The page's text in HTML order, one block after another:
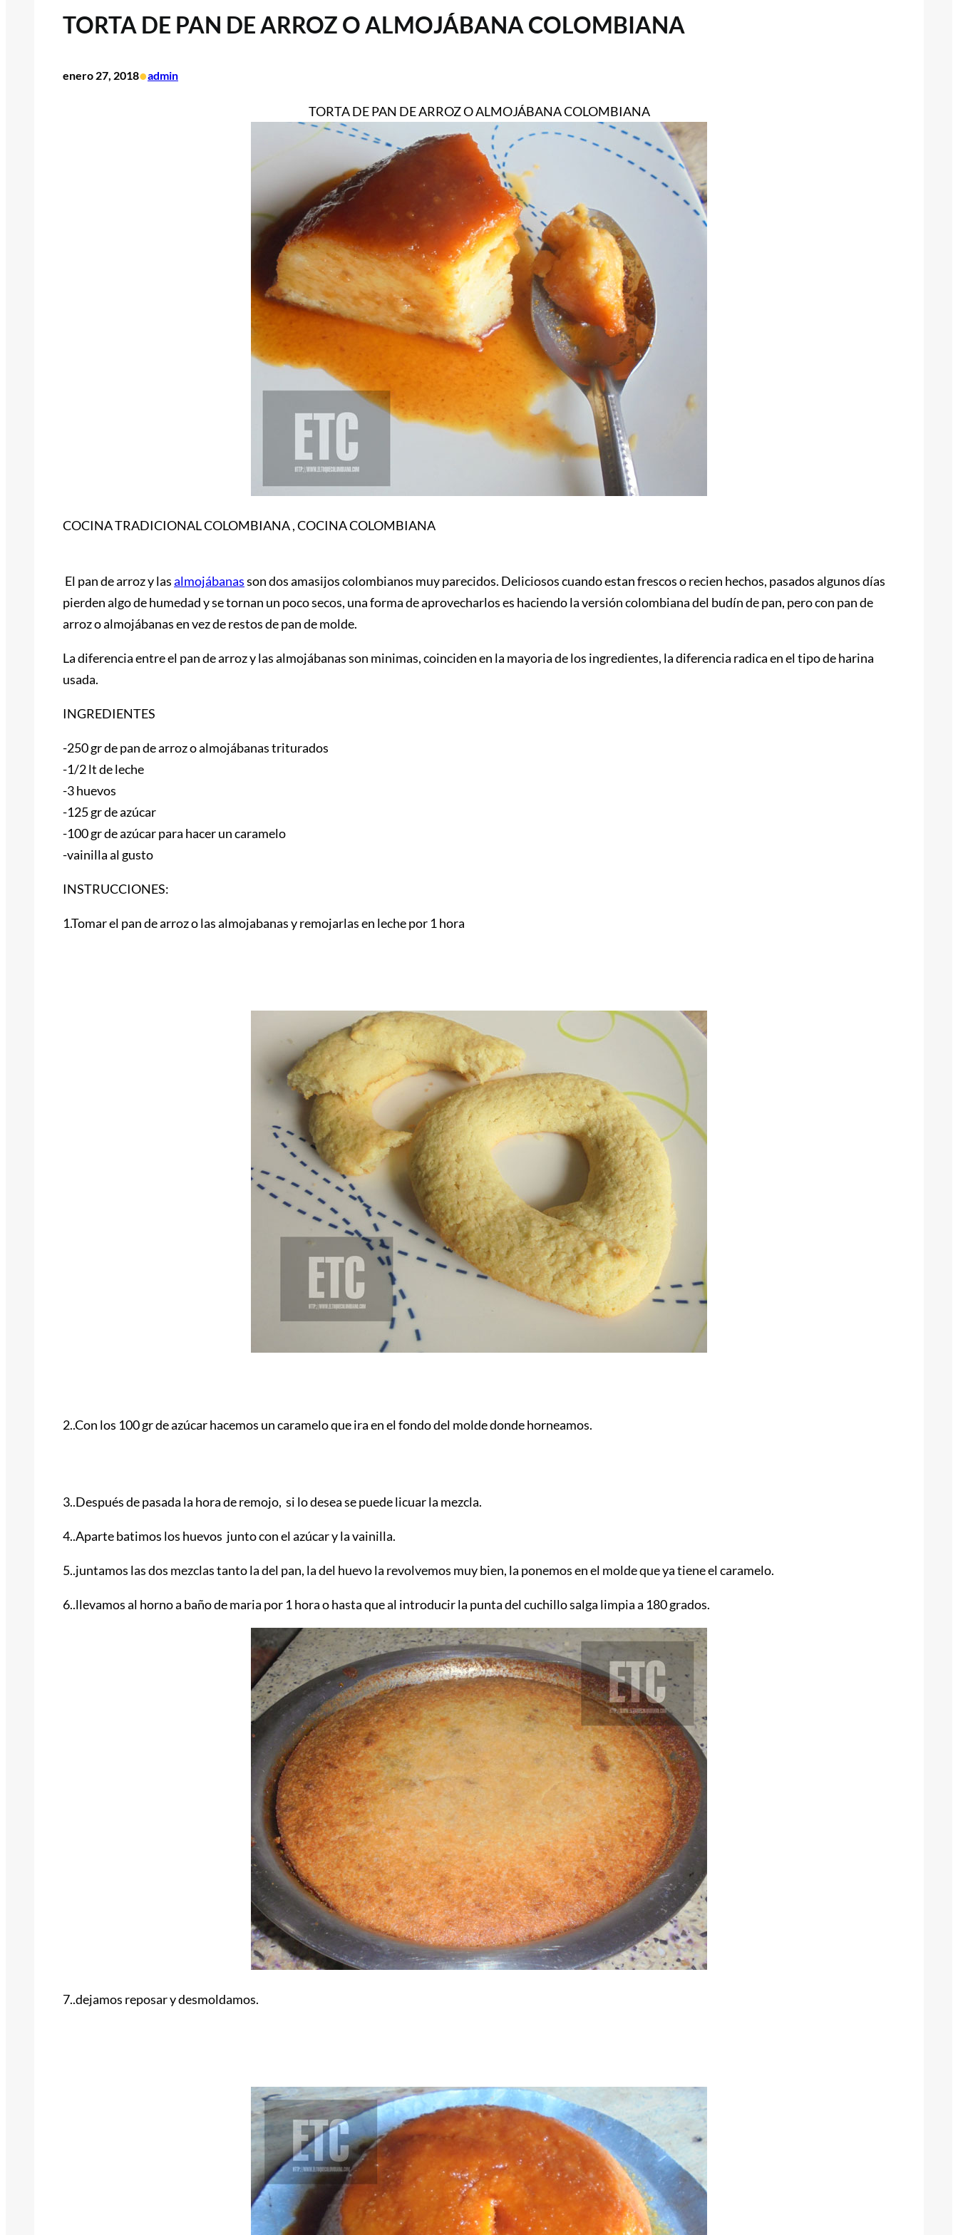
TORTA DE PAN DE ARROZ O ALMOJÁBANA COLOMBIANA
enero 27, 2018•admin
TORTA DE PAN DE ARROZ O ALMOJÁBANA COLOMBIANA
COCINA TRADICIONAL COLOMBIANA , COCINA COLOMBIANA
El pan de arroz y lasalmojábanasson dos amasijos colombianos muy parecidos. Deliciosos cuando estan frescos o recien hechos, pasados algunos días
pierden algo de humedad y se tornan un poco secos, una forma de aprovecharlos es haciendo la versión colombiana del budín de pan, pero con pan de
arroz o almojábanas en vez de restos de pan de molde.
La diferencia entre el pan de arroz y las almojábanas son minimas, coinciden en la mayoria de los ingredientes, la diferencia radica en el tipo de harina
usada.
INGREDIENTES
-250 gr de pan de arroz o almojábanas triturados
-1/2 lt de leche
-3 huevos
-125 gr de azúcar
-100 gr de azúcar para hacer un caramelo
-vainilla al gusto
INSTRUCCIONES:
1.Tomar el pan de arroz o las almojabanas y remojarlas en leche por 1 hora
2..Con los 100 gr de azúcar hacemos un caramelo que ira en el fondo del molde donde horneamos.
3..Después de pasada la hora de remojo, si lo desea se puede licuar la mezcla.
4..Aparte batimos los huevos junto con el azúcar y la vainilla.
5..juntamos las dos mezclas tanto la del pan, la del huevo la revolvemos muy bien, la ponemos en el molde que ya tiene el caramelo.
6..llevamos al horno a baño de maria por 1 hora o hasta que al introducir la punta del cuchillo salga limpia a 180 grados.
7..dejamos reposar y desmoldamos.